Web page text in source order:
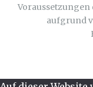
aufgrund